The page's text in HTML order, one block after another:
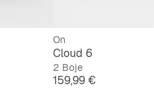
On
Cloud 6
2 Boje
Cijena
159,99 €